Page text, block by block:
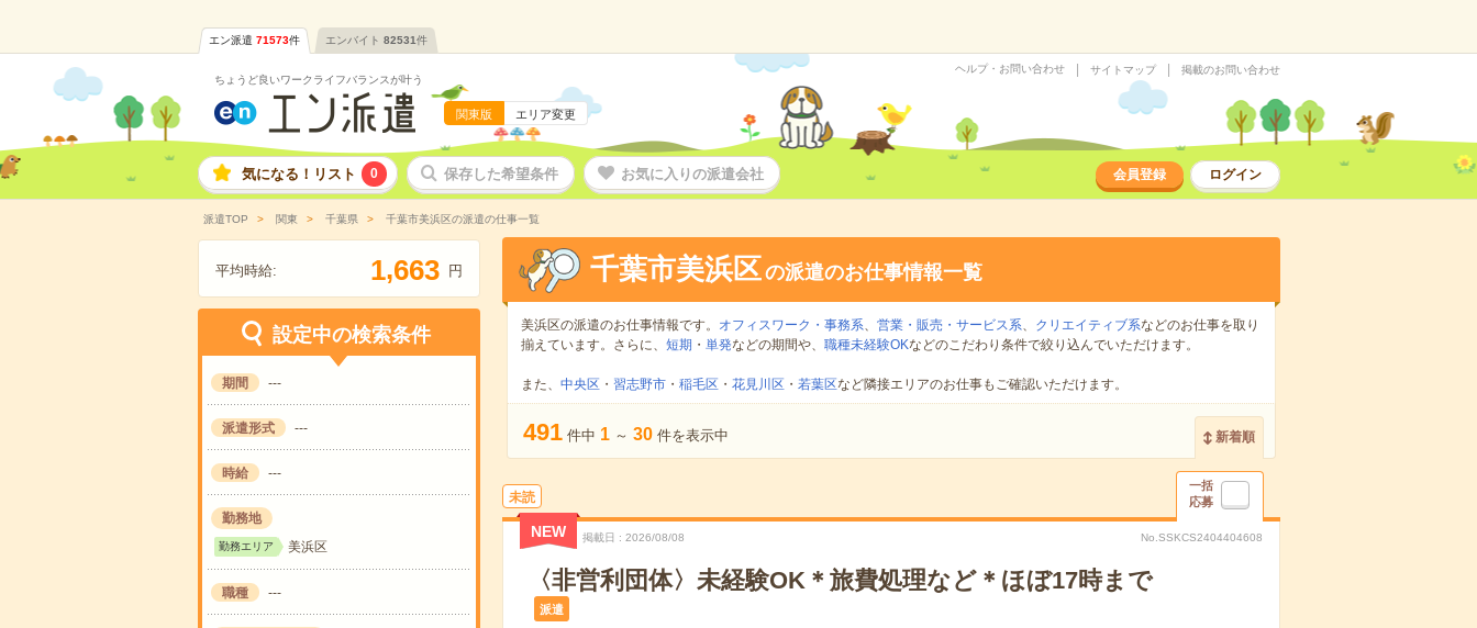
エン派遣 71573件 エンバイト 82531件
ちょうど良いワークライフバランスが叶う
関東版 エリア変更
ヘルプ・お問い合わせ サイトマップ 掲載のお問い合わせ
気になる！リスト 0 保存した希望条件 お気に入りの派遣会社 会員登録 ログイン
派遣TOP 関東 千葉県 千葉市美浜区の派遣の仕事一覧
平均時給: 1,663 円
設定中の検索条件
期間 ---
派遣形式 ---
時給 ---
勤務地
勤務エリア 美浜区
職種 ---
千葉市美浜区の派遣のお仕事情報一覧
美浜区の派遣のお仕事情報です。 オフィスワーク・事務系、 営業・販売・サービス系、 クリエイティブ系などのお仕事を取り
揃えています。さらに、 短期 ・ 単発などの期間や、 職種未経験OKなどのこだわり条件で絞り込んでいただけます。
また、 中央区 ・ 習志野市・ 稲毛区 ・ 花見川区 ・ 若葉区など隣接エリアのお仕事もご確認いただけます。
491 件中 1 ～ 30 件を表示中 新着順
未読
一括
応募
NEW 掲載日 2026/08/08 No.SSKCS2404404608
〈非営利団体〉未経験OK＊旅費処理など＊ほぼ17時まで
派遣